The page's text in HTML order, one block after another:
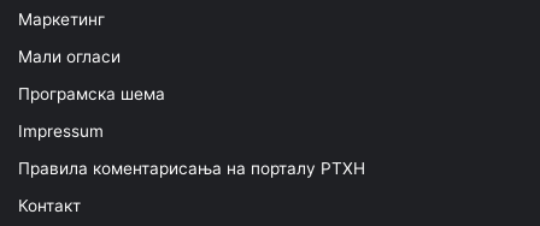
Маркетинг
Мали огласи
Програмска шема
Impressum
Правила коментарисања на порталу РТХН
Контакт